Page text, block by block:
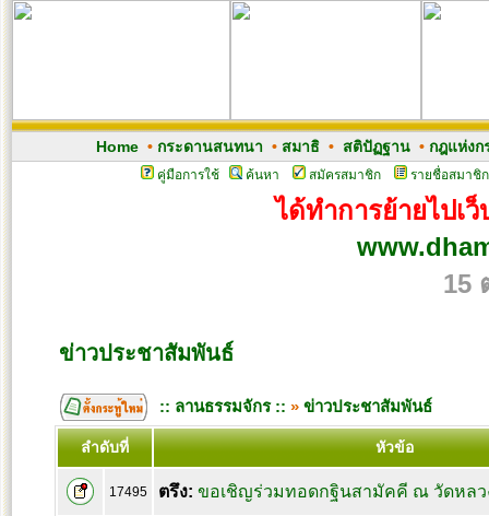
Home• กระดานสนทนา • สมาธิ• สติปัฏฐาน• กฎแห่งก
คู่มือการใช้ ค้นหา สมัครสมาชิก รายชื่อสมาชิก
ได้ทำการย้ายไปเ
15
ข่าวประชาสัมพันธ์
:: ลานธรรมจักร :: » ข่าวประชาสัมพันธ์
ลำดับที่ หัวข้อ
17495 ตรึง: ขอเชิญร่วมทอดกฐินสามัคคี ณ วัดหลว